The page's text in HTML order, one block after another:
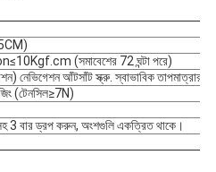
(সমাবেশের 72 ঘন্টা পরে)
নেভিগেশন আঁটসাঁট স্ক্রু. স্বাভাবিক
(টেনসিল≥7N)
3 বার ড্রপ করুন, অংশগুলি একত্রিত থাকে।